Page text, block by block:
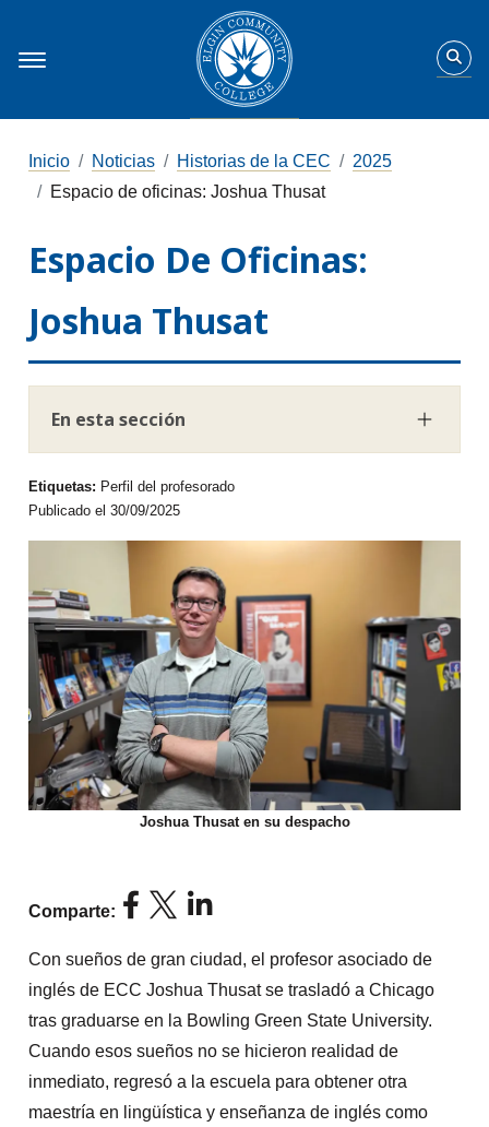
Inicio Noticias Historias de la CEC
2025
Espacio de oficinas: Joshua Thusat
Espacio De Oficinas:
Joshua Thusat
En esta sección
Etiquetas: Perfil del profesorado
Publicado el 30/09/2025
Joshua Thusat en su despacho
Comparte:
Con sueños de gran ciudad, el profesor asociado de
inglés de ECC Joshua Thusat se trasladó a Chicago
tras graduarse en la Bowling Green State University.
Cuando esos sueños no se hicieron realidad de
inmediato, regresó a la escuela para obtener otra
maestría en lingüística y enseñanza de inglés como